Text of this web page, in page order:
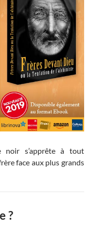
noir s’apprête à tout
face aux plus grands
?